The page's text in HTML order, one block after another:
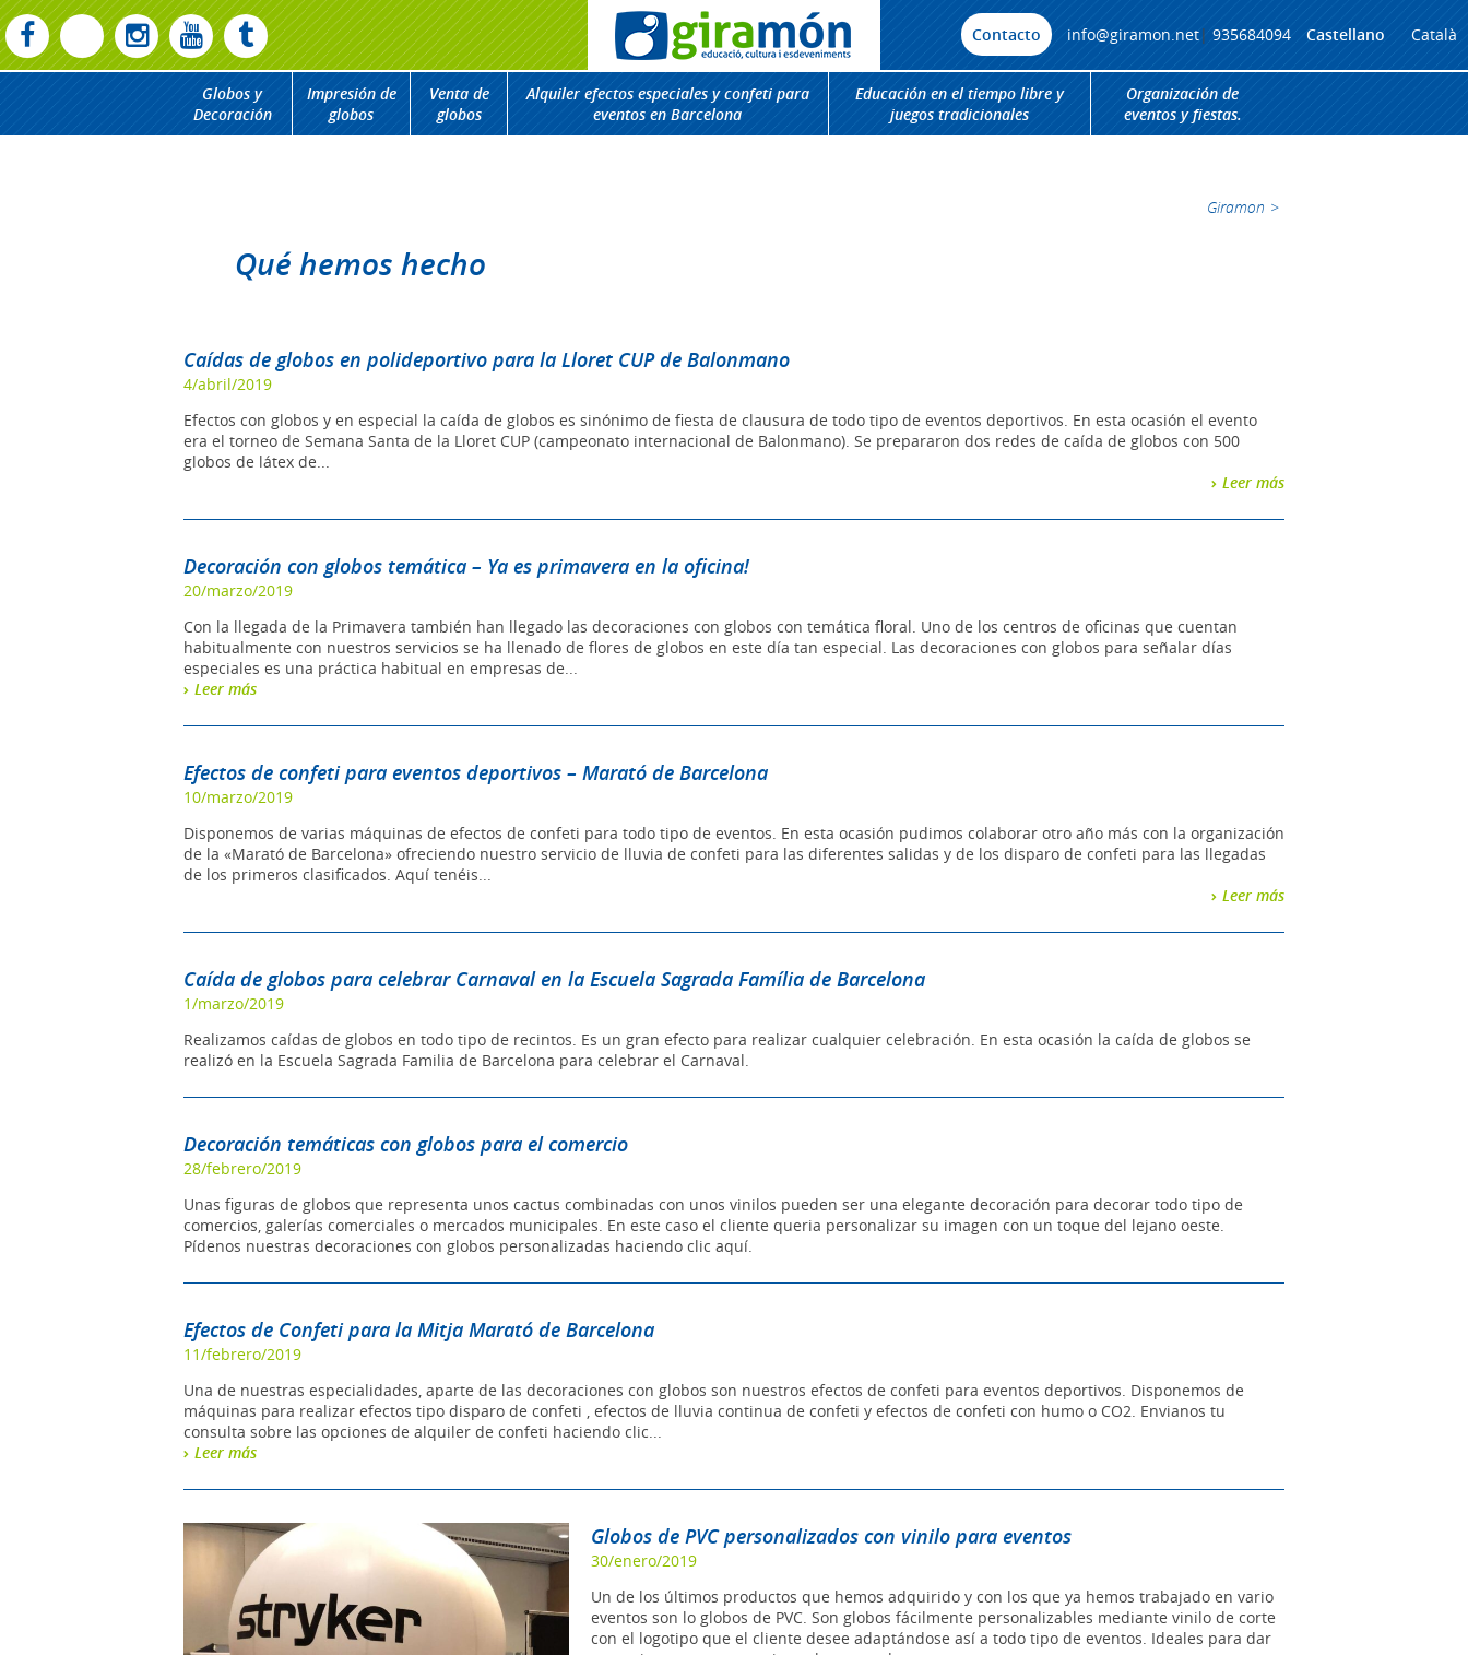
Contacto info@giramon.net| 935684094 Castellano Català
Globos y
Decoración
Impresión de
globos
Venta de
globos
Alquiler efectos especiales y confeti para
eventos en Barcelona
Educación en el tiempo libre y
juegos tradicionales
Organización de
eventos y fiestas.
Giramon >
Qué hemos hecho
Caídas de globos en polideportivo para la Lloret CUP de Balonmano
4/abril/2019
Efectos con globos y en especial la caída de globos es sinónimo de fiesta de clausura de todo tipo de eventos deportivos. En esta ocasión el evento
era el torneo de Semana Santa de la Lloret CUP (campeonato internacional de Balonmano). Se prepararon dos redes de caída de globos con 500
globos de látex de...
Leer más
Decoración con globos temática – Ya es primavera en la oficina!
20/marzo/2019
Con la llegada de la Primavera también han llegado las decoraciones con globos con temática floral. Uno de los centros de oficinas que cuentan
habitualmente con nuestros servicios se ha llenado de flores de globos en este día tan especial. Las decoraciones con globos para señalar días
especiales es una práctica habitual en empresas de...
Leer más
Efectos de confeti para eventos deportivos – Marató de Barcelona
10/marzo/2019
Disponemos de varias máquinas de efectos de confeti para todo tipo de eventos. En esta ocasión pudimos colaborar otro año más con la organización
de la «Marató de Barcelona» ofreciendo nuestro servicio de lluvia de confeti para las diferentes salidas y de los disparo de confeti para las llegadas
de los primeros clasificados. Aquí tenéis...
Leer más
Caída de globos para celebrar Carnaval en la Escuela Sagrada Família de Barcelona
1/marzo/2019
Realizamos caídas de globos en todo tipo de recintos. Es un gran efecto para realizar cualquier celebración. En esta ocasión la caída de globos se
realizó en la Escuela Sagrada Familia de Barcelona para celebrar el Carnaval.
Decoración temáticas con globos para el comercio
28/febrero/2019
Unas figuras de globos que representa unos cactus combinadas con unos vinilos pueden ser una elegante decoración para decorar todo tipo de
comercios, galerías comerciales o mercados municipales. En este caso el cliente queria personalizar su imagen con un toque del lejano oeste.
Pídenos nuestras decoraciones con globos personalizadas haciendo clic aquí.
Efectos de Confeti para la Mitja Marató de Barcelona
11/febrero/2019
Una de nuestras especialidades, aparte de las decoraciones con globos son nuestros efectos de confeti para eventos deportivos. Disponemos de
máquinas para realizar efectos tipo disparo de confeti , efectos de lluvia continua de confeti y efectos de confeti con humo o CO2. Envianos tu
consulta sobre las opciones de alquiler de confeti haciendo clic...
Leer más
Globos de PVC personalizados con vinilo para eventos
30/enero/2019
Un de los últimos productos que hemos adquirido y con los que ya hemos trabajado en vario
eventos son lo globos de PVC. Son globos fácilmente personalizables mediante vinilo de corte
con el logotipo que el cliente desee adaptándose así a todo tipo de eventos. Ideales para dar